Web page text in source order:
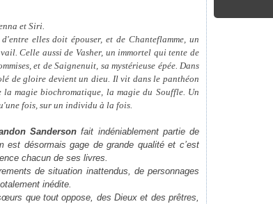
et Siri.
elles doit épouser, et de Chanteflamme, un
Celle aussi de Vasher, un immortel qui tente de
et de Saignenuit, sa mystérieuse épée. Dans
de gloire devient un dieu. Il vit dans le panthéon
magie biochromatique, la magie du Souffle. Un
fois, sur un individu à la fois.
Sanderson fait indéniablement partie de
désormais gage de grande qualité et c’est
chacun de ses livres.
de situation inattendus, de personnages
inédite.
que tout oppose, des Dieux et des prêtres,